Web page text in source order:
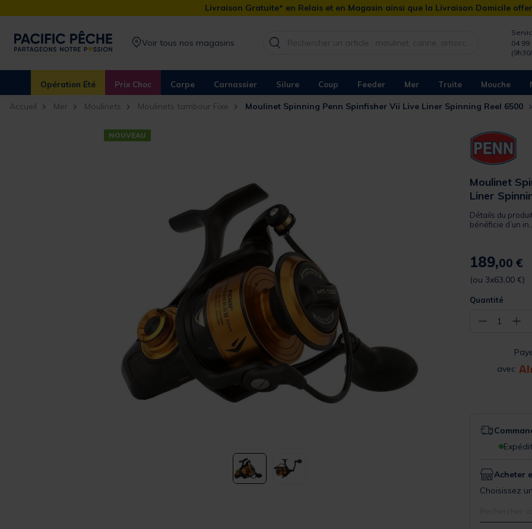
Livraison Gratuite* en Relais et en Magasin ainsi que la Livraison Domicile
Voir tous nos magasins
04 99
Opération Été Prix Choc Carpe Carnassier Silure Coup Feeder Mer Truite Mouche
Accueil Mer Moulinets Moulinets tambour Fixe Moulinet Spinning Penn Spinfisher Vii Live Liner Spinning Reel 6500
NOUVEAU
Moulinet
Liner
Détails du
bénéficie d’un
189,00 €
(ou 3x63,00 €)
Quantité
− 1 +
avec
Acheter
Choisissez